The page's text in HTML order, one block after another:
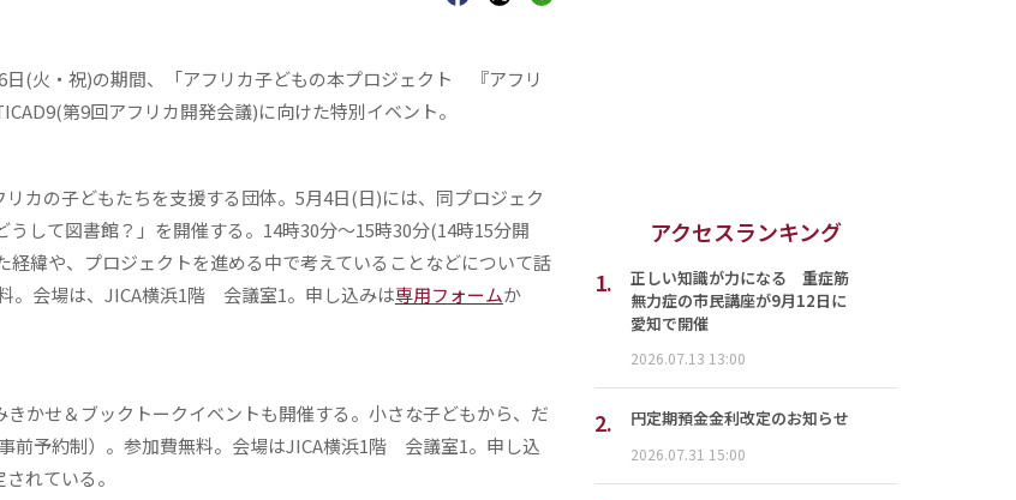
(火・祝)の期間、「アフリカ子どもの本プロジェクト 『アフリ
第9回アフリカ開発会議)に向けた特別イベント。
リカの子どもたちを支援する団体。5月4日(日)には、同プロジェク
して図書館？」を開催する。14時30分～15時30分(14時15分開
緯や、プロジェクトを進める中で考えていることなどについて話
。会場は、JICA横浜1階 会議室1。申し込みは専用フォームか
かせ＆ブックトークイベントも開催する。小さな子どもから、だ
前予約制）。参加費無料。会場はJICA横浜1階 会議室1。申し込
れている。
アクセスランキング
1.
正しい知識が力になる 重症筋
無力症の市民講座が9月12日に
愛知で開催
2026.07.13 13:00
2. 円定期預金金利改定のお知らせ
2026.07.31 15:00